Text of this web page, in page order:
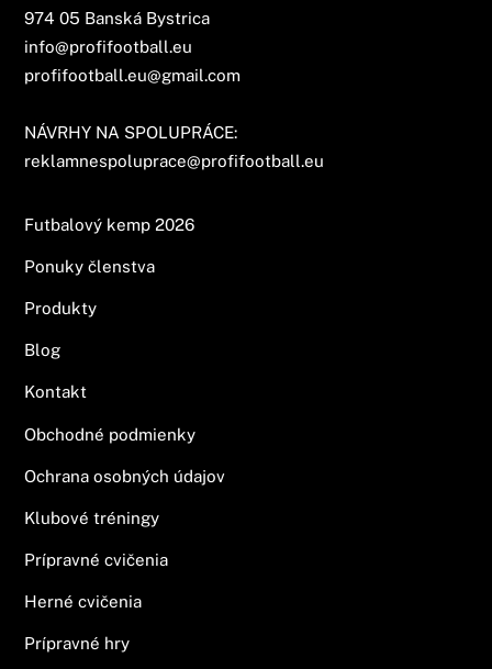
974 05 Banská Bystrica
info@profifootball.eu
profifootball.eu@gmail.com
NÁVRHY NA SPOLUPRÁCE:
reklamnespoluprace@profifootball.eu
Futbalový kemp 2026
Ponuky členstva
Produkty
Blog
Kontakt
Obchodné podmienky
Ochrana osobných údajov
Klubové tréningy
Prípravné cvičenia
Herné cvičenia
Prípravné hry